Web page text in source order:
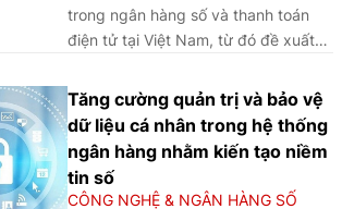
trong ngân hàng số và thanh toán
điện tử tại Việt Nam, từ đó đề xuất
toàn thông tin và củng cố niềm tin
của khách hàng trong môi trường tài
chính số.
Tăng cường quản trị và bảo vệ
dữ liệu cá nhân trong hệ thống
ngân hàng nhằm kiến tạo niềm
tin số
CÔNG NGHỆ & NGÂN HÀNG SỐ